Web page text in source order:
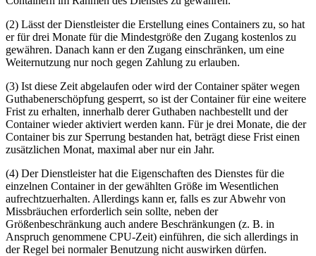
(2) Lässt der Dienstleister die Erstellung eines Containers zu, so hat
er für drei Monate für die Mindestgröße den Zugang kostenlos zu
gewähren. Danach kann er den Zugang einschränken, um eine
Weiternutzung nur noch gegen Zahlung zu erlauben.
(3) Ist diese Zeit abgelaufen oder wird der Container später wegen
Guthabenerschöpfung gesperrt, so ist der Container für eine weitere
Frist zu erhalten, innerhalb derer Guthaben nachbestellt und der
Container wieder aktiviert werden kann. Für je drei Monate, die der
Container bis zur Sperrung bestanden hat, beträgt diese Frist einen
zusätzlichen Monat, maximal aber nur ein Jahr.
(4) Der Dienstleister hat die Eigenschaften des Dienstes für die
einzelnen Container in der gewählten Größe im Wesentlichen
aufrechtzuerhalten. Allerdings kann er, falls es zur Abwehr von
Missbräuchen erforderlich sein sollte, neben der
Größenbeschränkung auch andere Beschränkungen (z. B. in
Anspruch genommene CPU-Zeit) einführen, die sich allerdings in
der Regel bei normaler Benutzung nicht auswirken dürfen.